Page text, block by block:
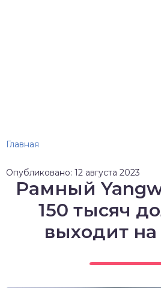
Главная
Опубликовано: 12 августа 2023
Рамный
150 тысяч
выходит